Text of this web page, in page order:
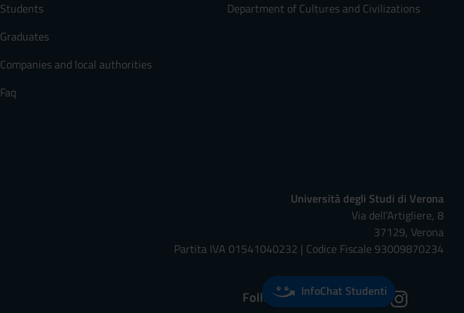
Students
Graduates
Companies and local authorities
Faq
Department of Cultures and Civilizations
Università degli Studi di Verona
Via dell'Artigliere, 8
37129, Verona
Partita IVA 01541040232 | Codice Fiscale 93009870234
Follow us on:InfoChat Studenti